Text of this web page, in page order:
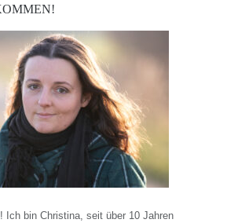
Ich bin Christina, seit über 10 Jahren